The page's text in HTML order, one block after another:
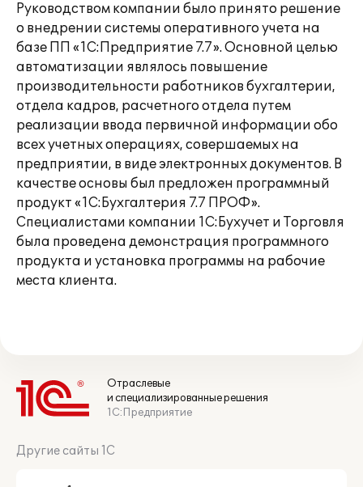
Руководством компании было принято решение
о внедрении системы оперативного учета на
базе ПП «1С:Предприятие 7.7». Основной целью
автоматизации являлось повышение
производительности работников бухгалтерии,
отдела кадров, расчетного отдела путем
реализации ввода первичной информации обо
всех учетных операциях, совершаемых на
предприятии, в виде электронных документов. В
качестве основы был предложен программный
продукт «1С:Бухгалтерия 7.7 ПРОФ».
Специалистами компании 1С:Бухучет и Торговля
была проведена демонстрация программного
продукта и установка программы на рабочие
места клиента.
Отраслевые
и специализированные решения
1С:Предприятие
Другие сайты 1С